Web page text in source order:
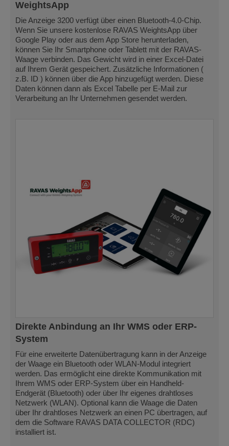
WeightsApp
Die Anzeige 3200 verfügt über einen Bluetooth-4.0-Chip.
Wenn Sie unsere kostenlose RAVAS WeightsApp über
Google Play oder aus dem App Store herunterladen,
können Sie Ihr Smartphone oder Tablett mit der RAVAS-
Waage verbinden. Das Gewicht wird in einer Excel-Datei
auf Ihrem Gerät gespeichert. Zusätzliche Informationen (
z.B. ID ) können über die App hinzugefügt werden. Diese
Daten können dann als Excel Tabelle per E-Mail zur
Verarbeitung an Ihr Unternehmen gesendet werden.
Direkte Anbindung an Ihr WMS oder ERP-
System
Für eine erweiterte Datenübertragung kann in der Anzeige
der Waage ein Bluetooth oder WLAN-Modul integriert
werden. Das ermöglicht eine direkte Kommunikation mit
Ihrem WMS oder ERP-System über ein Handheld-
Endgerät (Bluetooth) oder über Ihr eigenes drahtloses
Netzwerk (WLAN). Optional kann die Waage die Daten
über Ihr drahtloses Netzwerk an einen PC übertragen, auf
dem die Software RAVAS DATA COLLECTOR (RDC)
installiert ist.